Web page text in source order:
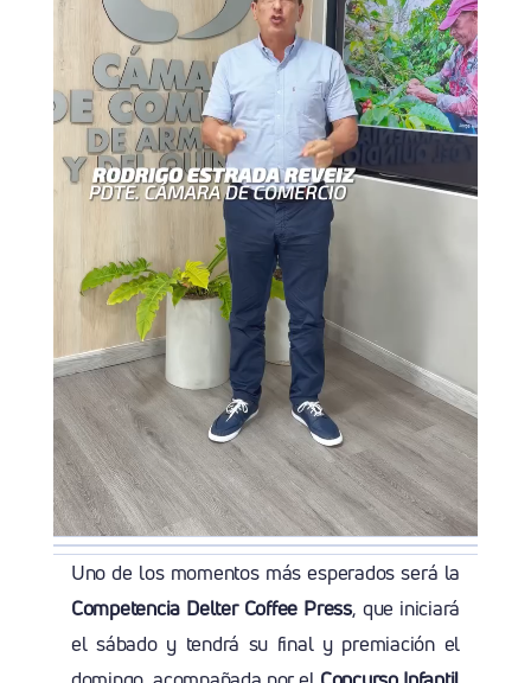
Uno de los momentos más esperados será la
Competencia Delter Coffee Press, que iniciará
el sábado y tendrá su final y premiación el